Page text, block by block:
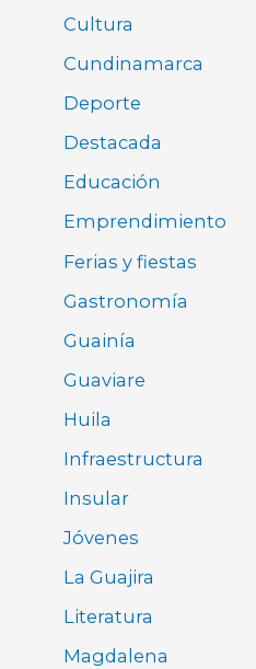
Cultura
Cundinamarca
Deporte
Destacada
Educación
Emprendimiento
Ferias y fiestas
Gastronomía
Guainía
Guaviare
Huila
Infraestructura
Insular
Jóvenes
La Guajira
Literatura
Magdalena